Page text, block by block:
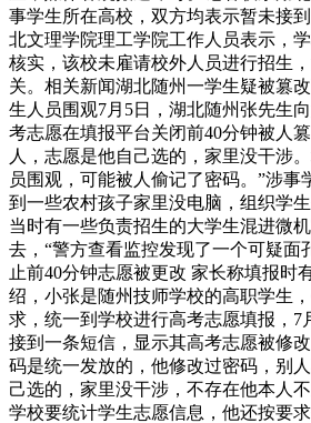
事学生所在高校，双方均表示暂未接
北文理学院理工学院工作人员表示，
核实，该校未雇请校外人员进行招生
关。相关新闻湖北随州一学生疑被篡
生人员围观7月5日，湖北随州张先生
考志愿在填报平台关闭前40分钟被人
人，志愿是他自己选的，家里没干涉
员围观，可能被人偷记了密码。”涉事
到一些农村孩子家里没电脑，组织学
当时有一些负责招生的大学生混进微
去，“警方查看监控发现了一个可疑面
止前40分钟志愿被更改 家长称填报时
绍，小张是随州技师学校的高职学生
求，统一到学校进行高考志愿填报，7
接到一条短信，显示其高考志愿被修
码是统一发放的，他修改过密码，别
己选的，家里没干涉，不存在他本人
学校要统计学生志愿信息，他还按要